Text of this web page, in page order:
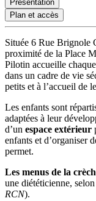
Présentation
Plan et accès
Située 6 Rue Brignole
proximité de la Place
Pilotin accueille
dans un cadre de vie
petits et à l’accueil de
Les enfants sont
adaptées à leur
d’un espace extérieur
enfants et d’organiser
permet.
Les menus de la
une diététicienne,
RCN).